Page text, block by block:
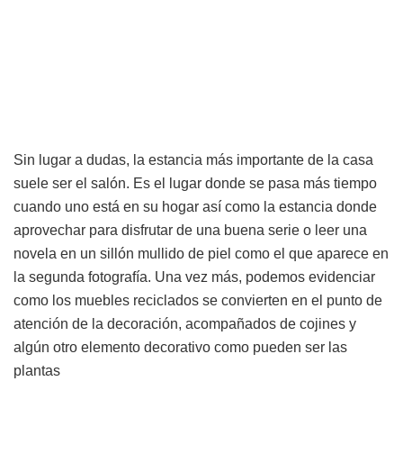
Sin lugar a dudas, la estancia más importante de la casa
suele ser el salón. Es el lugar donde se pasa más tiempo
cuando uno está en su hogar así como la estancia donde
aprovechar para disfrutar de una buena serie o leer una
novela en un sillón mullido de piel como el que aparece en
la segunda fotografía. Una vez más, podemos evidenciar
como los muebles reciclados se convierten en el punto de
atención de la decoración, acompañados de cojines y
algún otro elemento decorativo como pueden ser las
plantas